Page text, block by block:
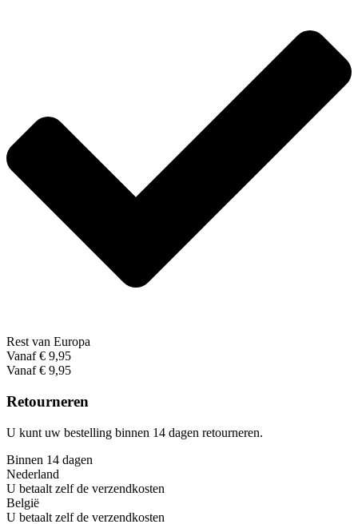
Rest van Europa
Vanaf € 9,95
Vanaf € 9,95
Retourneren
U kunt uw bestelling binnen 14 dagen retourneren.
Binnen 14 dagen
Nederland
U betaalt zelf de verzendkosten
België
U betaalt zelf de verzendkosten